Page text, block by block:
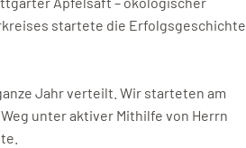
startete die Erfolgsgeschichte
Jahr verteilt. Wir starteten am
unter aktiver Mithilfe von Herrn